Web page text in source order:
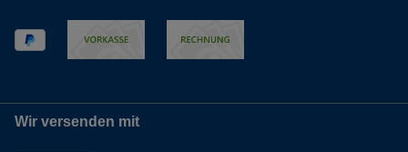
Wir versenden mit